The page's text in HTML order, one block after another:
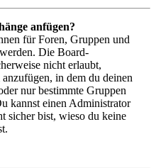
anfügen?
für Foren, Gruppen und
Die Board-
nicht erlaubt,
in dem du deinen
nur bestimmte Gruppen
kannst einen Administrator
sicher bist, wieso du keine